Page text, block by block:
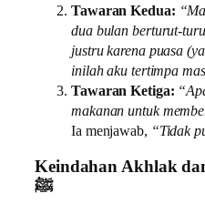
Tawaran Kedua:
dua bulan berturut-
justru karena puasa
inilah aku tertimpa
Tawaran Ketiga:
makanan untuk
Ia menjawab, “Tidak
Keindahan Akhlak
ﷺ